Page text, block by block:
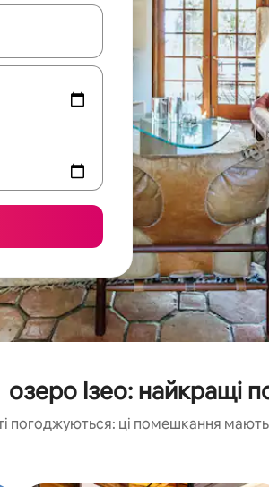
для навігації сторінкою
озеро Ізео: найкращі
погоджуються: ці помешкання